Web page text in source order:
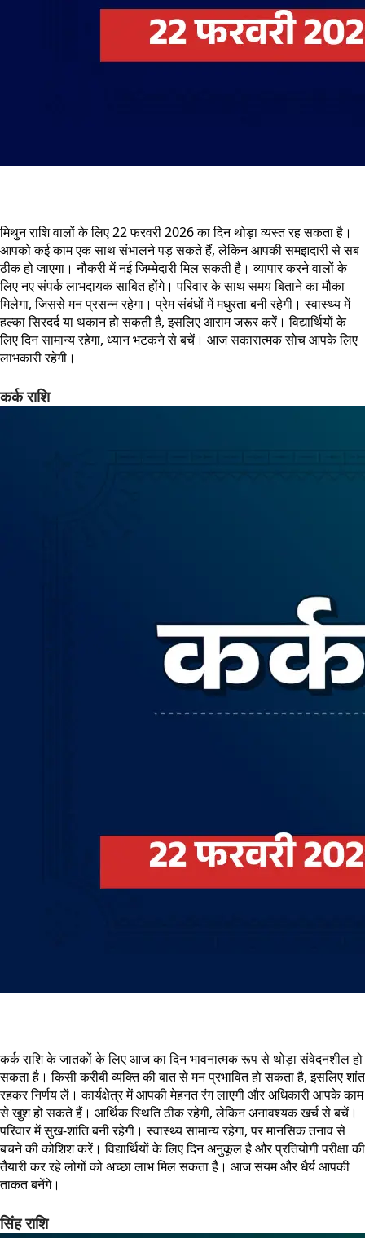
मिथुन राशि वालों के लिए 22 फरवरी 2026 का दिन थोड़ा व्यस्त रह सकता है।
आपको कई काम एक साथ संभालने पड़ सकते हैं, लेकिन आपकी समझदारी से सब
ठीक हो जाएगा। नौकरी में नई जिम्मेदारी मिल सकती है। व्यापार करने वालों के
लिए नए संपर्क लाभदायक साबित होंगे। परिवार के साथ समय बिताने का मौका
मिलेगा, जिससे मन प्रसन्न रहेगा। प्रेम संबंधों में मधुरता बनी रहेगी। स्वास्थ्य में
हल्का सिरदर्द या थकान हो सकती है, इसलिए आराम जरूर करें। विद्यार्थियों के
लिए दिन सामान्य रहेगा, ध्यान भटकने से बचें। आज सकारात्मक सोच आपके लिए
लाभकारी रहेगी।
कर्क राशि
कर्क राशि के जातकों के लिए आज का दिन भावनात्मक रूप से थोड़ा संवेदनशील हो
सकता है। किसी करीबी व्यक्ति की बात से मन प्रभावित हो सकता है, इसलिए शांत
रहकर निर्णय लें। कार्यक्षेत्र में आपकी मेहनत रंग लाएगी और अधिकारी आपके काम
से खुश हो सकते हैं। आर्थिक स्थिति ठीक रहेगी, लेकिन अनावश्यक खर्च से बचें।
परिवार में सुख-शांति बनी रहेगी। स्वास्थ्य सामान्य रहेगा, पर मानसिक तनाव से
बचने की कोशिश करें। विद्यार्थियों के लिए दिन अनुकूल है और प्रतियोगी परीक्षा की
तैयारी कर रहे लोगों को अच्छा लाभ मिल सकता है। आज संयम और धैर्य आपकी
ताकत बनेंगे।
सिंह राशि